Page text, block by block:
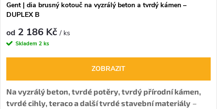
Gent | dia brusný kotouč na vyzrálý beton a tvrdý kámen –
DUPLEX B
od 2 186 Kč/ ks
Skladem 2 ks
ZOBRAZIT
Na vyzrálý beton, tvrdé potěry, tvrdý přírodní kámen,
tvrdé cihly, teraco a další tvrdé stavební materiály –